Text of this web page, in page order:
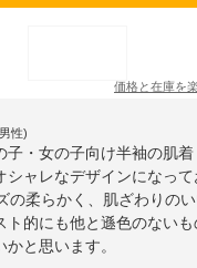
価格と在庫を
性)
子・女の子向け半袖の肌
シャレなデザインになっ
の柔らかく、肌ざわりの
ト的にも他と遜色のない
と思います。